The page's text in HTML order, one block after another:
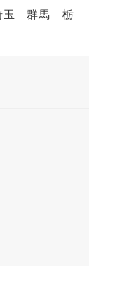
玉 群馬 栃